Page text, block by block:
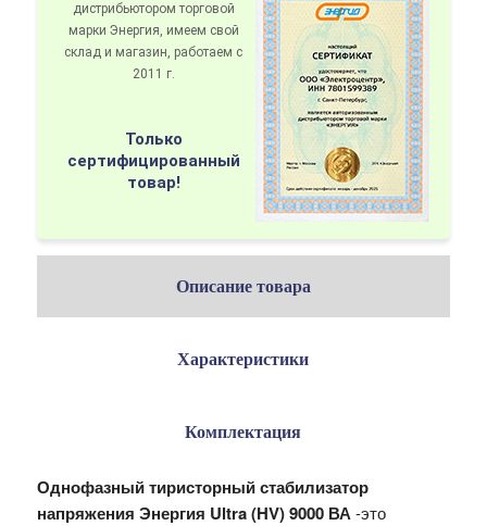
дистрибьюторомторговой
марки Энергия, имеем свой
склад и магазин, работаем с
2011 г.
Только
сертифицированный
товар!
Описание товара
Характеристики
Комплектация
Однофазный тиристорный стабилизатор
напряжения Энергия Ultra (HV) 9000 ВА -это